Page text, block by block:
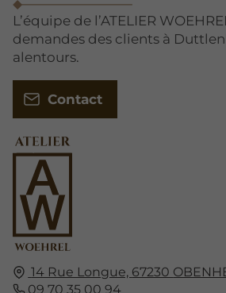
14 Rue Longue, 67230
09 70 35 00 94
L’équipe de l’ATELIER
demandes des clients à
alentours.
Contact